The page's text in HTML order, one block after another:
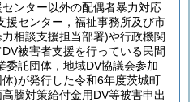
ンター以外の配偶者暴力対応
援センター，福祉事務所及び市
相談支援担当部署)や行政機関
被害者支援を行っている民間
委託団体，地域DV協議会参加
)が発行した令和6年度茨城町
騰対策給付金用DV等被害申出